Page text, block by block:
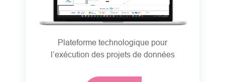
Plateforme technologique pour
l’exécution des projets de données